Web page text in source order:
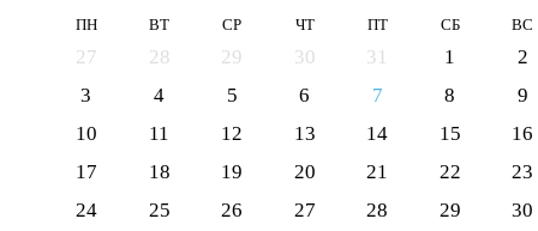
ПН ВТ СР ЧТ ПТ СБ ВС
27 28 29 30 31 1
2
3
4 5 6 7 8
9
10
11 12 13 14 15
16
17
18 19 20 21 22
23
24
25 26 27 28 29
30